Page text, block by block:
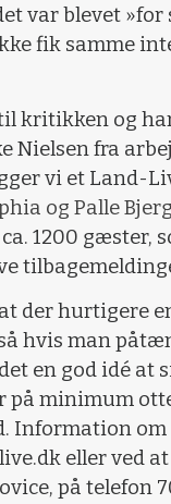
var blevet »for
fik samme
kritikken og
Nielsen fra
vi et Land-
og Palle
1200 gæster,
der hurtigere
hvis man
en god idé at
på minimum
Information
eller ved
på telefon